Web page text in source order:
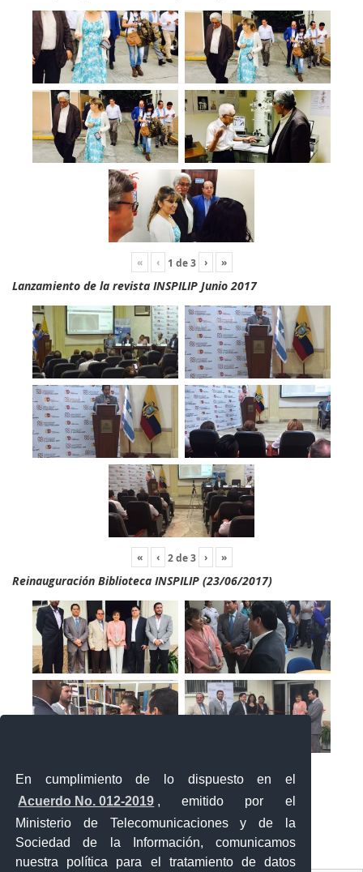
En cumplimiento de lo dispuesto en el
Acuerdo No. 012-2019 , emitido por el
Ministerio de Telecomunicaciones y de la
Sociedad de la Información, comunicamos
nuestra política para el tratamiento de datos
« ‹ 1 de3 › »
Lanzamiento de la revista INSPILIP Junio 2017
« ‹ 2de3 › »
Reinauguración Biblioteca INSPILIP (23/06/2017)